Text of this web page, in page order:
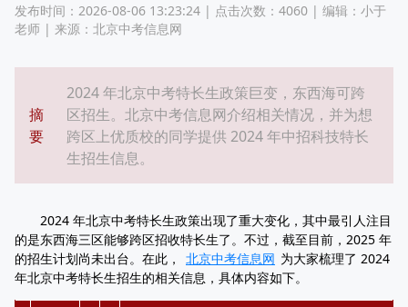
发布时间：2026-08-06 13:23:24 | 点击次数：4060 | 编辑：小于
老师 | 来源：北京中考信息网
摘
要
2024 年北京中考特长生政策巨变，东西海可跨
区招生。北京中考信息网介绍相关情况，并为想
跨区上优质校的同学提供 2024 年中招科技特长
生招生信息。
2024 年北京中考特长生政策出现了重大变化，其中最引人注目
的是东西海三区能够跨区招收特长生了。不过，截至目前，2025 年
的招生计划尚未出台。在此，
北京中考信息网 为大家梳理了 2024
年北京中考特长生招生的相关信息，具体内容如下。